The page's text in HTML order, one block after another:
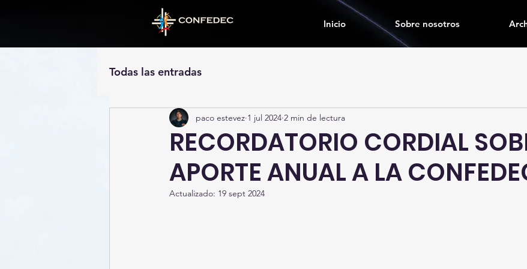
Inicio Sobre nosotros
Todas las entradas
RECORDATORIO CORDIAL
APORTE ANUAL A LA
paco estevez 1 jul 2024 2 min de lectura
Actualizado: 19 sept 2024